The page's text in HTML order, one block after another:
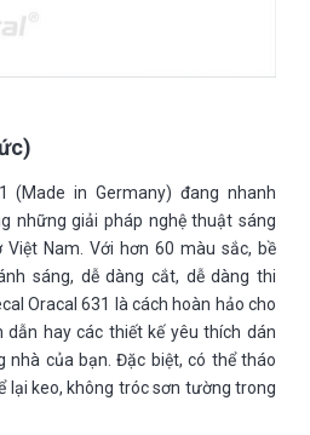
(Made in Germany) đang nhanh
những giải pháp nghệ thuật sáng
Nam. Với hơn 60 màu sắc, bề
sáng, dễ dàng cắt, dễ dàng thi
Oracal 631 là cách hoàn hảo cho
hay các thiết kế yêu thích dán
của bạn. Đặc biệt, có thể tháo
lại keo, không tróc sơn tường trong